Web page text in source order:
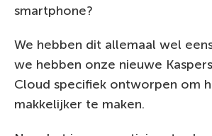
smartphone?
We hebben dit allemaal wel
we hebben onze nieuwe
Cloud specifiek ontworpen om
makkelijker te maken.